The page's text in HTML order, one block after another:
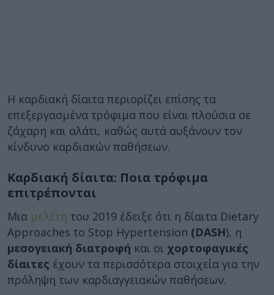
Η καρδιακή δίαιτα περιορίζει επίσης τα
επεξεργασμένα τρόφιμα που είναι πλούσια σε
ζάχαρη και αλάτι, καθώς αυτά αυξάνουν τον
κίνδυνο καρδιακών παθήσεων.
Καρδιακή δίαιτα: Ποια τρόφιμα
επιτρέπονται
Μια μελέτη του 2019 έδειξε ότι η δίαιτα Dietary
Approaches to Stop Hypertension (DASH), η
μεσογειακή διατροφή και οι χορτοφαγικές
δίαιτες έχουν τα περισσότερα στοιχεία για την
πρόληψη των καρδιαγγειακών παθήσεων.